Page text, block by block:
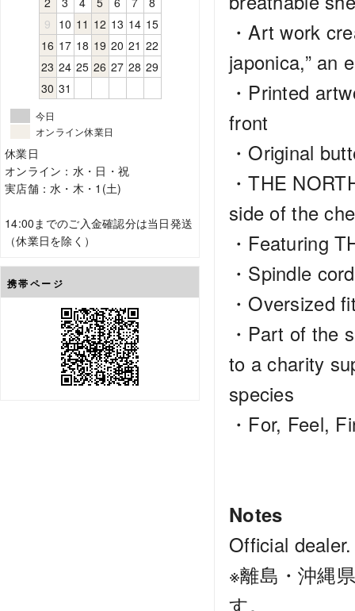
9 10 11 12 13 14 15
16 17 18 19 20 21 22
23 24 25 26 27 28 29
30 31
今日
オンライン休業日
休業日
オンライン：水・日・祝
実店舗：水・木・1(土)
14:00までのご入金確認分は当日発送
（休業日を除く）
携帯ページ
・Art work
japonica,” an
・Printed
front
・Original
・THE
side of the
・Featuring
・Spindle
・Oversized
・Part of the
to a charity
species
・For, Feel,
Notes
Official dealer.
※離島・沖縄
す。